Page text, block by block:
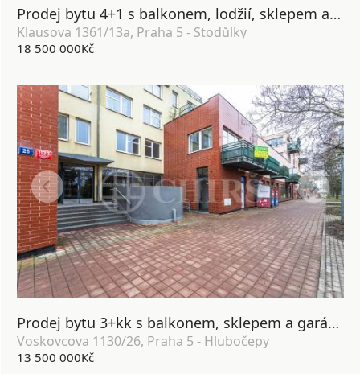
Prodej bytu 4+1 s balkonem, lodžií, sklepem a garážovými stáními, OV, 178m2, ul. Klausova 1361/13a, Praha 5 - Stodůlky
Klausova 1361/13a, Praha 5 - Stodůlky
18 500 000Kč
Prodej bytu 3+kk s balkonem, sklepem a garážovým stáním, OV, 100m2, ul. Voskovcova 1130/26, Praha 5 - Barrandov
Voskovcova 1130/26, Praha 5 - Hlubočepy
13 500 000Kč